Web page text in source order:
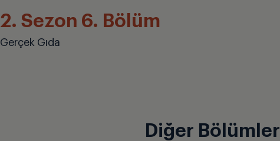
2. Sezon 6. Bölüm
Gerçek Gıda
Diğer Bölümler